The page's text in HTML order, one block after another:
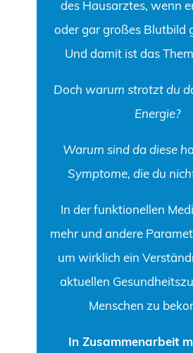
des Hausarztes, wenn
oder gar großes Blutbild
Und damit ist das
Doch warum strotzt du
Energie?
Warum sind da diese
Symptome, die du
In der funktionellen
mehr und andere
um wirklich ein
aktuellen
Menschen zu
In Zusammenarbeit